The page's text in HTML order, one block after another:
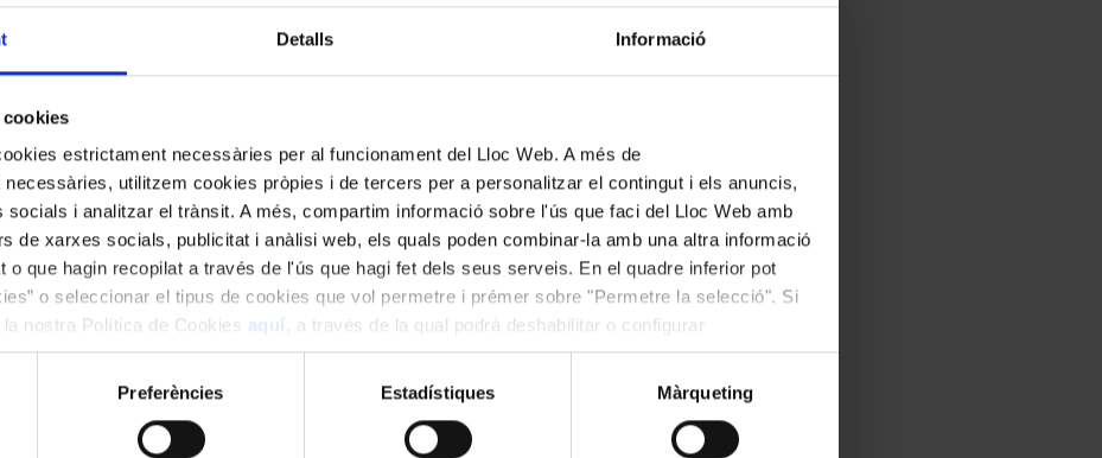
Detalls Informació
estrictament necessàries per al funcionament del Lloc Web. A més de
utilitzem cookies pròpies i de tercers per a personalitzar el contingut i els anuncis,
socials i analitzar el trànsit. A més, compartim informació sobre l'ús que faci del Lloc Web amb
de xarxes socials, publicitat i anàlisi web, els quals poden combinar-la amb una altra informació
o que hagin recopilat a través de l'ús que hagi fet dels seus serveis. En el quadre inferior pot
o seleccionar el tipus de cookies que vol permetre i prémer sobre "Permetre la selecció". Si
nostra Política de Cookies aquí
, a través de la qual podrà deshabilitar o configurar
moment.
Preferències Estadístiques Màrqueting